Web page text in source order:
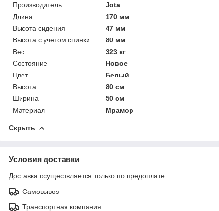
Производитель
Jota
Длина
170 мм
Высота сидения
47 мм
Высота с учетом спинки
80 мм
Вес
323 кг
Состояние
Новое
Цвет
Белый
Высота
80 см
Ширина
50 см
Материал
Мрамор
Скрыть
Условия доставки
Доставка осуществляется только по предоплате.
Самовывоз
Транспортная компания